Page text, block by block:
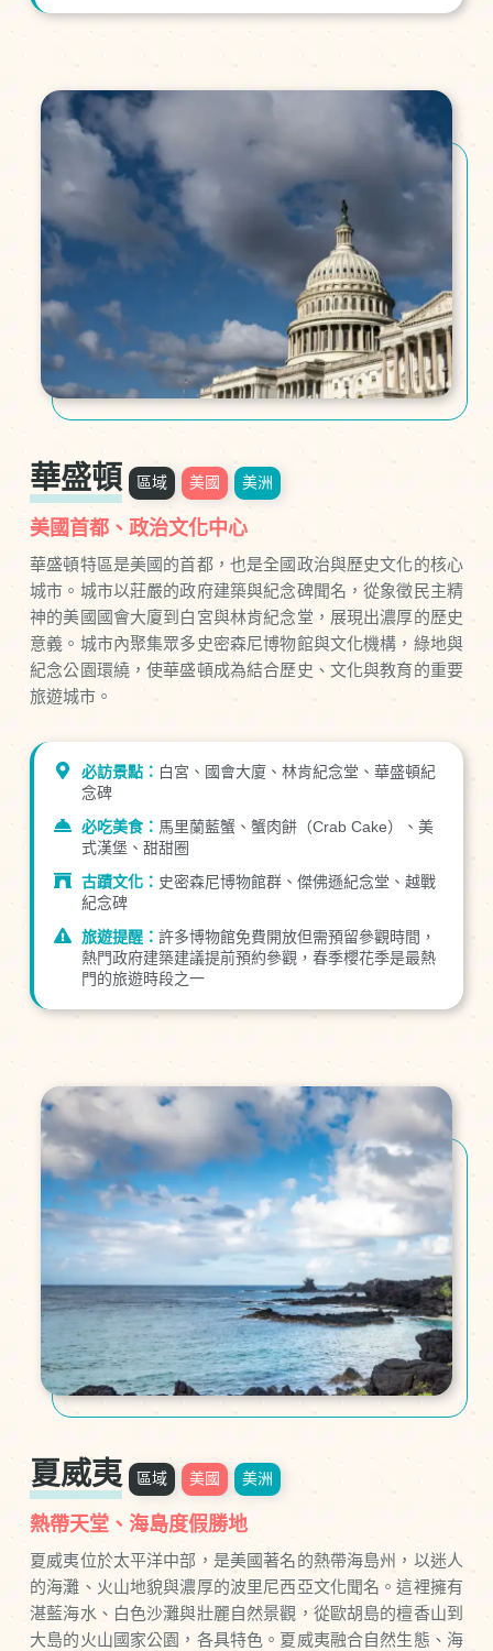
華盛頓 區域 美國 美洲
美國首都、政治文化中心
華盛頓特區是美國的首都，也是全國政治與歷史文化的核心
城市。城市以莊嚴的政府建築與紀念碑聞名，從象徵民主精
神的美國國會大廈到白宮與林肯紀念堂，展現出濃厚的歷史
意義。城市內聚集眾多史密森尼博物館與文化機構，綠地與
紀念公園環繞，使華盛頓成為結合歷史、文化與教育的重要
旅遊城市。
必訪景點： 白宮、國會大廈、林肯紀念堂、華盛頓紀
念碑
必吃美食： 馬里蘭藍蟹、蟹肉餅（Crab Cake）、美
式漢堡、甜甜圈
古蹟文化： 史密森尼博物館群、傑佛遜紀念堂、越戰
紀念碑
旅遊提醒：許多博物館免費開放但需預留參觀時間，
熱門政府建築建議提前預約參觀，春季櫻花季是最熱
門的旅遊時段之一
夏威夷 區域 美國 美洲
熱帶天堂、海島度假勝地
夏威夷位於太平洋中部，是美國著名的熱帶海島州，以迷人
的海灘、火山地貌與濃厚的波里尼西亞文化聞名。這裡擁有
湛藍海水、白色沙灘與壯麗自然景觀，從歐胡島的檀香山到
大島的火山國家公園，各具特色。夏威夷融合自然生態、海